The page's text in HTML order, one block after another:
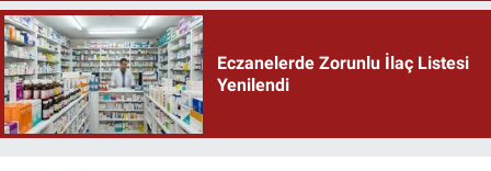
Eczanelerde Zorunlu İlaç Listesi
Yenilendi